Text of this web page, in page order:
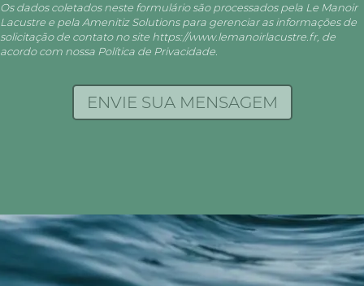
Os dados coletados neste formulário são processados pela Le Manoir
Lacustre e pela Amenitiz Solutions para gerenciar as informações de
solicitação de contato no site https://www.lemanoirlacustre.fr, de
acordo com nossa Política de Privacidade.